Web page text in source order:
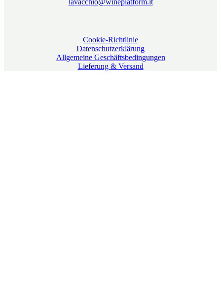
lavacchio@wineplatform.it
Cookie-Richtlinie
Datenschutzerklärung
Allgemeine Geschäftsbedingungen
Lieferung & Versand